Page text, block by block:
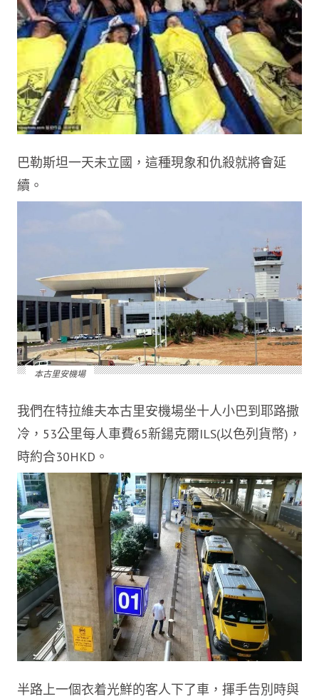
巴勒斯坦一天未立國，這種現象和仇殺就將會延
續。
本古里安機場
我們在特拉維夫本古里安機場坐十人小巴到耶路撒
冷，53公里每人車費65新鍚克爾ILS(以色列貨幣)，
時約合30HKD。
半路上一個衣着光鮮的客人下了車，揮手告別時與